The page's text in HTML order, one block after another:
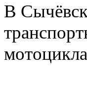
В